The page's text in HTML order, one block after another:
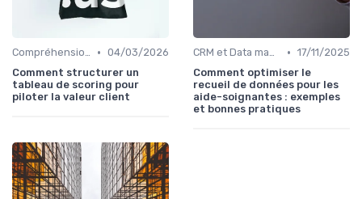
Compréhension client • 04/03/2026
Comment structurer un
tableau de scoring pour
piloter la valeur client
CRM et Data management plateforme • 17/11/2025
Comment optimiser le
recueil de données pour les
aide-soignantes : exemples
et bonnes pratiques